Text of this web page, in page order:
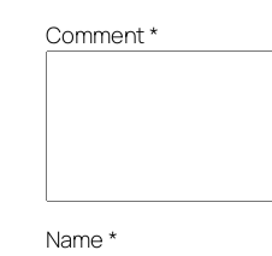
Comment*
Name*